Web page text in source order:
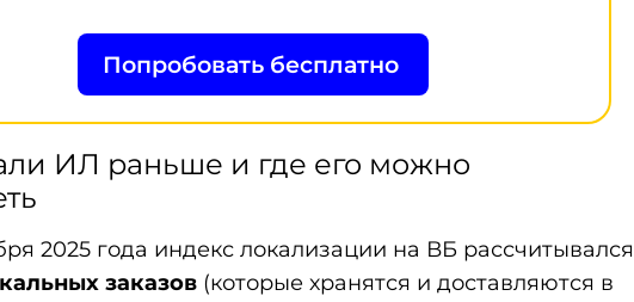
Попробовать бесплатно
ИЛ раньше и где его можно
2025 года индекс локализации на ВБ рассчитывался
заказов (которые хранятся и доставляются в